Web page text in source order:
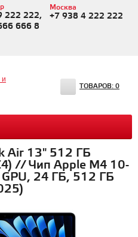
222 222,
666 8
Москва
+7 938 4 222 222
ТОВАРОВ: 0
Air 13" 512 ГБ
// Чип Apple M4 10-
GPU, 24 ГБ, 512 ГБ